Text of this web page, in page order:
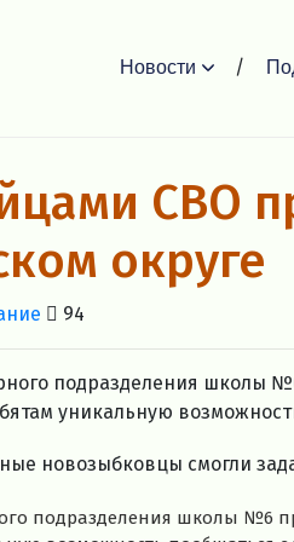
Новости
СВО
округе
94
подразделения
уникальную
новозыбковцы смогли
подразделения школы